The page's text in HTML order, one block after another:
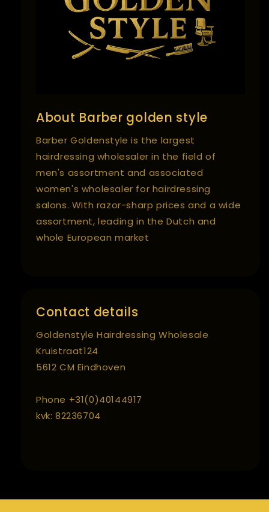
About Barber golden style
Barber Goldenstyle is the largest
hairdressing wholesaler in the field of
men's assortment and associated
women's wholesaler for hairdressing
salons. With razor-sharp prices and a wide
assortment, leading in the Dutch and
whole European market
Contact details
Goldenstyle Hairdressing Wholesale
Kruistraat124
5612 CM Eindhoven
Phone +31(0)40144917
kvk: 82236704